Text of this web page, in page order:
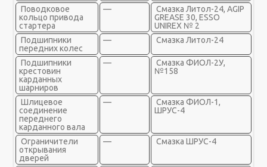
Поводковое
кольцо привода
стартера
—
Смазка Литол-24, AGIP
GREASE 30, ESSO
UNIREX № 2
Подшипники
передних колес
— Смазка Литол-24
Подшипники
крестовин
карданных
шарниров
—
Смазка ФИОЛ-2У,
№158
Шлицевое
соединение
переднего
карданного вала
—
Смазка ФИОЛ-1,
ШРУС-4
Ограничители
открывания
дверей
— Смазка ШРУС-4